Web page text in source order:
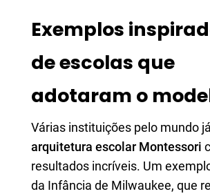
Exemplos
de escolas que
adotaram o
Várias instituições pelo mundo
arquitetura escolar Montessori
resultados incríveis. Um
da Infância de Milwaukee, que